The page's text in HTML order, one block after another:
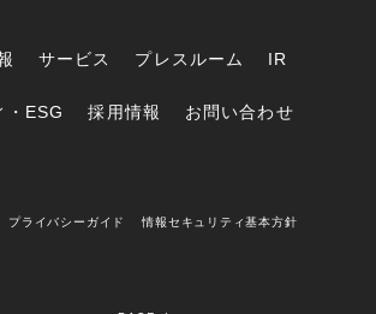
サービス プレスルーム IR
・ESG 採用情報 お問い合わせ
プライバシーガイド
情報セキュリティ基本方針